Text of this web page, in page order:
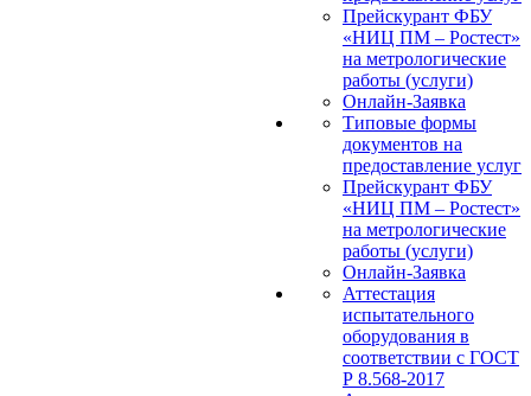
Прейскурант ФБУ
«НИЦ ПМ – Ростест»
на метрологические
работы (услуги)
Онлайн-Заявка
Типовые формы
документов на
предоставление услуг
Прейскурант ФБУ
«НИЦ ПМ – Ростест»
на метрологические
работы (услуги)
Онлайн-Заявка
Аттестация
испытательного
оборудования в
соответствии с ГОСТ
Р 8.568-2017